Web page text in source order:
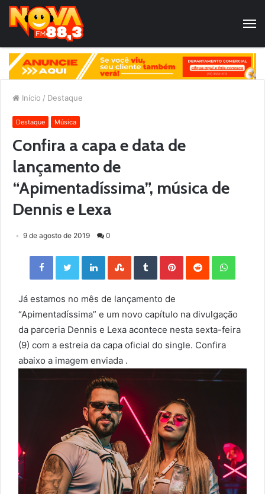
Início / Destaque
Destaque Música
Confira a capa e data de
lançamento de
“Apimentadíssima”, música de
Dennis e Lexa
9 de agosto de 2019 0
Facebook Twitter LinkedIn StumbleUpon Tumblr Pinterest Reddit
Já estamos no mês de lançamento de
“Apimentadíssima” e um novo capítulo na divulgação
da parceria Dennis e Lexa acontece nesta sexta-feira
(9) com a estreia da capa oficial do single. Confira
abaixo a imagem enviada .